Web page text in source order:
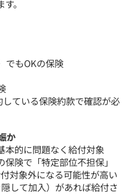
。
でもOKの保険
ている保険約款で確認が必
か
本的に問題なく給付対象
保険で「特定部位不担保」
対象外になる可能性が高い
して加入）があれば給付さ